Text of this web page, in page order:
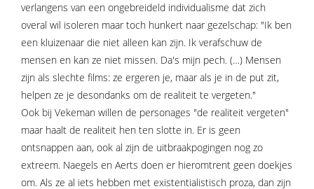
verlangens van een ongebreideld individualisme dat zich
overal wil isoleren maar toch hunkert naar gezelschap: "Ik ben
een kluizenaar die niet alleen kan zijn. Ik verafschuw de
mensen en kan ze niet missen. Da's mijn pech. (…) Mensen
zijn als slechte films: ze ergeren je, maar als je in de put zit,
helpen ze je desondanks om de realiteit te vergeten."
Ook bij Vekeman willen de personages "de realiteit vergeten"
maar haalt de realiteit hen ten slotte in. Er is geen
ontsnappen aan, ook al zijn de uitbraakpogingen nog zo
extreem. Naegels en Aerts doen er hieromtrent geen doekjes
om. Als ze al iets hebben met existentialistisch proza, dan zijn